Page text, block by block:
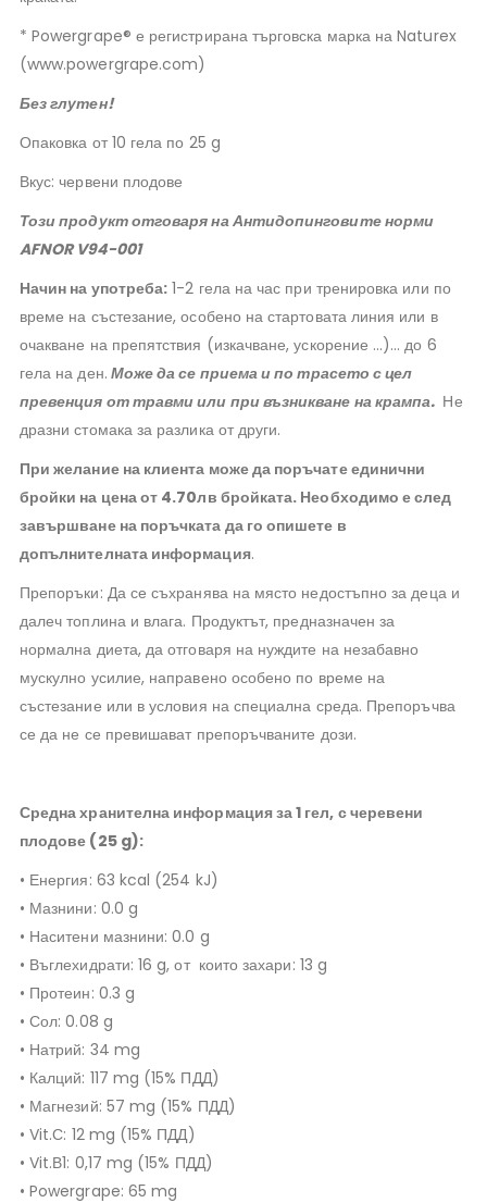
* Powergrape® е регистрирана търговска марка на Naturex
(www.powergrape.com)
Без глутен!
Опаковка от 10 гела по 25 g
Вкус: червени плодове
Този продукт отговаря на Антидопинговите норми
AFNOR V94-001
Начин на употреба: 1-2 гела на час при тренировка или по
време на състезание, особено на стартовата линия или в
очакване на препятствия (изкачване, ускорение …)… до 6
гела на ден. Може да се приема и по трасето с цел
превенция от травми или при възникване на крампа. Не
дразни стомака за разлика от други.
При желание на клиента може да поръчате единични
бройки на цена от 4.70лв бройката. Необходимо е след
завършване на поръчката да го опишете в
допълнителната информация.
Препоръки: Да се съхранява на място недостъпно за деца и
далеч топлина и влага. Продуктът, предназначен за
нормална диета, да отговаря на нуждите на незабавно
мускулно усилие, направено особено по време на
състезание или в условия на специална среда. Препоръчва
се да не се превишават препоръчваните дози.
Средна хранителна информация за 1 гел, счеревени
плодове (25 g):
• Енергия: 63 kcal (254 kJ)
• Мазнини: 0.0 g
• Наситени мазнини: 0.0 g
• Въглехидрати: 16 g, от които захари: 13 g
• Протеин: 0.3 g
• Сол: 0.08 g
• Натрий: 34 mg
• Калций: 117 mg (15% ПДД)
• Магнезий: 57 mg (15% ПДД)
• Vit.С: 12 mg (15% ПДД)
• Vit.В1: 0,17 mg (15% ПДД)
• Powergrape: 65 mg